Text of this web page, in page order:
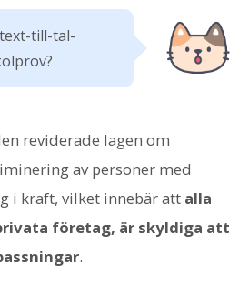
till-tal-
reviderade lagen om
av personer med
i kraft, vilket innebär att alla
företag, är skyldiga att
.